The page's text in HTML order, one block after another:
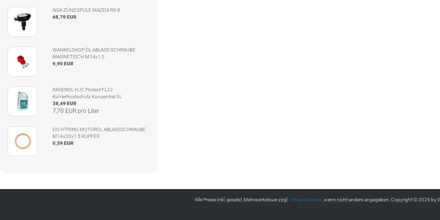
NGK ZÜNDSPULE MAZDA RX-8
68,79 EUR
WANKELSHOP ÖL ABLASS SCHRAUBE
MAGNETISCH M14x1.5
6,90 EUR
RAVENOL HJC Protect FL22
Kühlerfrostschutz Konzentrat 5L
38,49 EUR
7,70 EUR pro Liter
DICHTRING MOTORÖL ABLASSSCHRAUBE
M14x20x1.5 KUPFER
0,59 EUR
Alle Preise inkl. gesetzl. Mehrwertsteuer zzgl. Versandkosten , wenn nicht anders angegeben. Copyright © 2026 by